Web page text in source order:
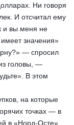
Ни говоря
И отсчитал ему
и вы меня не
значения»
— спросил
головы, —
В этом
на которые
точках — в
в «Норд-Осте»,